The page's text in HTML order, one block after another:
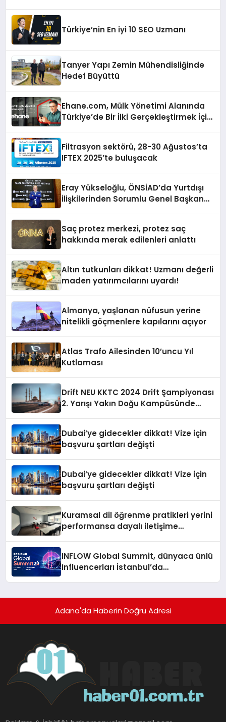
Türkiye’nin En iyi 10 SEO Uzmanı
Tanyer Yapı Zemin Mühendisliğinde
Hedef Büyüttü
Ehane.com, Mülk Yönetimi Alanında
Türkiye’de Bir İlki Gerçekleştirmek İçin
Filtrasyon sektörü, 28-30 Ağustos’ta
IFTEX 2025’te buluşacak
Eray Yükseloğlu, ÖNSİAD’da Yurtdışı
İlişkilerinden Sorumlu Genel Başkan
Saç protez merkezi, protez saç
hakkında merak edilenleri anlattı
Altın tutkunları dikkat! Uzmanı değerli
maden yatırımcılarını uyardı!
Almanya, yaşlanan nüfusun yerine
nitelikli göçmenlere kapılarını açıyor
Atlas Trafo Ailesinden 10’uncu Yıl
Kutlaması
Drift NEU KKTC 2024 Drift Şampiyonası
2. Yarışı Yakın Doğu Kampüsünde
Dubai’ye gidecekler dikkat! Vize için
başvuru şartları değişti
Dubai’ye gidecekler dikkat! Vize için
başvuru şartları değişti
Kuramsal dil öğrenme pratikleri yerini
performansa dayalı iletişime
INFLOW Global Summit, dünyaca ünlü
Influencerları İstanbul’da
Adana'da Haberin Doğru Adresi